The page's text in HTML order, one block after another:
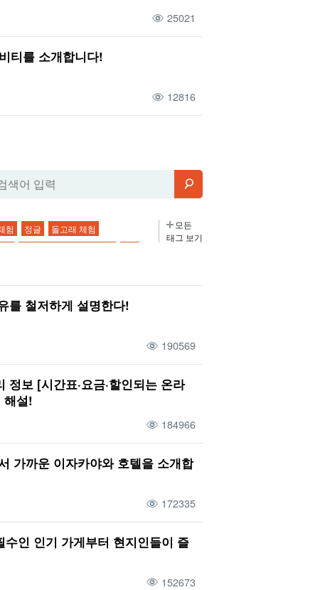
25021
티를 소개합니다!
12816
험 정글
돌고래 체험
겨울 사가리바나 어린이
6월
다이빙 커플 4세
11월
히메보타르 캠핑 인기 투어
강
모든
태그 보기
를 철저하게 설명한다!
190569
보 [시간표·요금·할인되는 온라
해설!
184966
가까운 이자카야와 호텔을 소개합
172335
인 인기 가게부터 현지인들이 즐
152673